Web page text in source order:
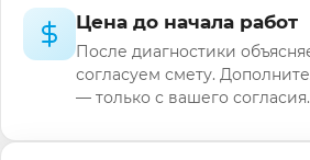
Цена до начала работ
После диагностики
согласуем смету.
— только с вашего согласия.